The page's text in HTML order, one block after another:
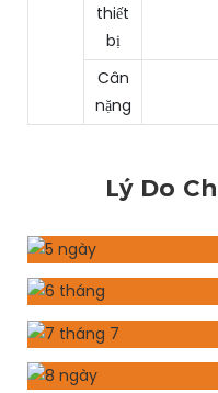
thiết
bị
Cân
nặng
Lý Do